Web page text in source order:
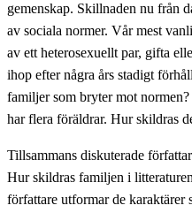
gemenskap. Skillnaden nu från
av sociala normer. Vår mest
av ett heterosexuellt par, gifta
ihop efter några års stadigt
familjer som bryter mot
har flera föräldrar. Hur skildras
Tillsammans diskuterade
Hur skildras familjen i
författare utformar de karaktärer